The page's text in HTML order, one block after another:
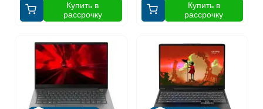
Купить в
рассрочку
Купить в
рассрочку